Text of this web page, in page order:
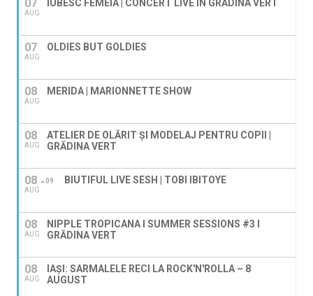
07
AUG
IUBESC FEMEIA | CONCERT LIVE ÎN GRĂDINA VERT
07
AUG
OLDIES BUT GOLDIES
08
AUG
MERIDA | MARIONNETTE SHOW
08
AUG
ATELIER DE OLĂRIT ȘI MODELAJ PENTRU COPII |
GRĂDINA VERT
08
AUG
09 BIUTIFUL LIVE SESH | TOBI IBITOYE
08
AUG
NIPPLE TROPICANA I SUMMER SESSIONS #3 I
GRĂDINA VERT
08
AUG
IAȘI: SARMALELE RECI LA ROCK'N'ROLLA – 8
AUGUST